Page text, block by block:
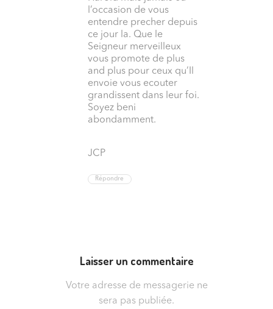
l’occasion de vous
entendre precher depuis
ce jour la. Que le
Seigneur merveilleux
vous promote de plus
and plus pour ceux qu’Il
envoie vous ecouter
grandissent dans leur foi.
Soyez beni
abondamment.
JCP
Répondre
Laisser un commentaire
Votre adresse de messagerie ne
sera pas publiée.